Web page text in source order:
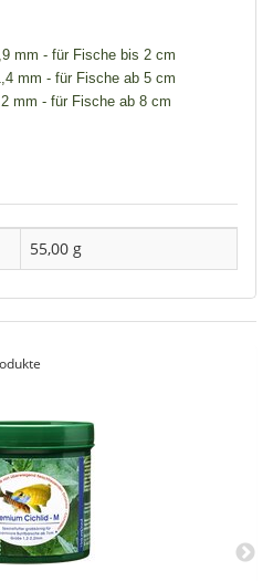
mm - für Fische bis 2 cm
mm - für Fische ab 5 cm
mm - für Fische ab 8 cm
55,00 g